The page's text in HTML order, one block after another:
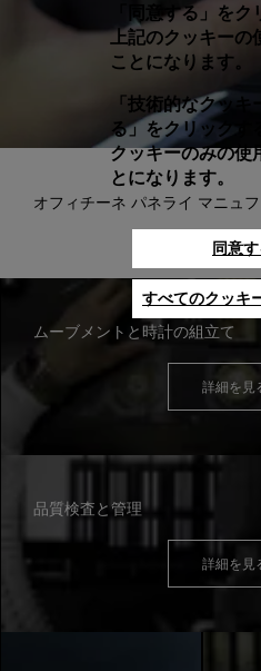
オフィチーネ パネライ マニュ
ムーブメントと時計の組立て
詳細を見
品質検査と管理
詳細を見
「同意する」をク
上記のクッキーの
ことになります。
「技術的なクッ
る」をクリックす
クッキーのみの使
とになります。
同意
すべてのクッキ